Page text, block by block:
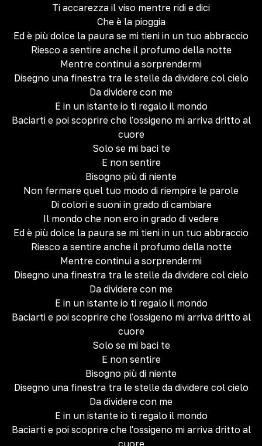
Ti accarezza il viso mentre ridi e dici
Che è la pioggia
Ed è più dolce la paura se mi tieni in un tuo abbraccio
Riesco a sentire anche il profumo della notte
Mentre continui a sorprendermi
Disegno una finestra tra le stelle da dividere col cielo
Da dividere con me
E in un istante io ti regalo il mondo
Baciarti e poi scoprire che l'ossigeno mi arriva dritto al
cuore
Solo se mi baci te
E non sentire
Bisogno più di niente
Non fermare quel tuo modo di riempire le parole
Di colori e suoni in grado di cambiare
Il mondo che non ero in grado di vedere
Ed è più dolce la paura se mi tieni in un tuo abbraccio
Riesco a sentire anche il profumo della notte
Mentre continui a sorprendermi
Disegno una finestra tra le stelle da dividere col cielo
Da dividere con me
E in un istante io ti regalo il mondo
Baciarti e poi scoprire che l'ossigeno mi arriva dritto al
cuore
Solo se mi baci te
E non sentire
Bisogno più di niente
Disegno una finestra tra le stelle da dividere col cielo
Da dividere con me
E in un istante io ti regalo il mondo
Baciarti e poi scoprire che l'ossigeno mi arriva dritto al
cuore